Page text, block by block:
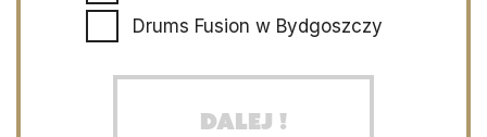
Drums Fusion w Bydgoszczy
Dalej !